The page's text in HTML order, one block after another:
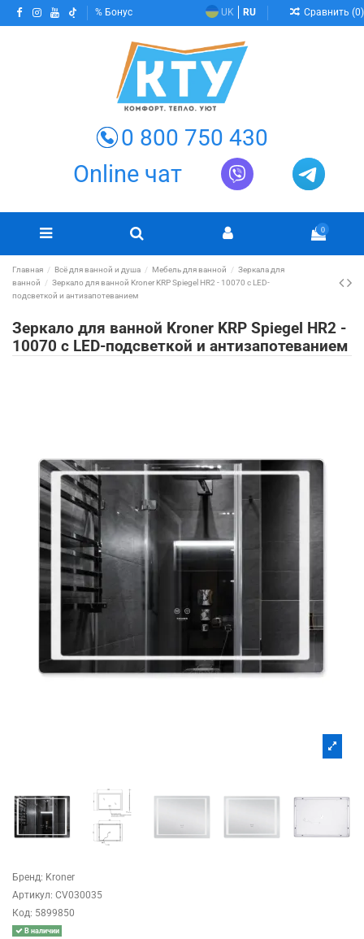
Бонус UK RU Сравнить (0)
0 800 750 430
Online чат
0
Главная Всё для ванной и душа Мебель для ванной
Зеркала для
ванной
Зеркало для ванной Kroner KRP Spiegel HR2 - 10070 с LED-
подсветкой и антизапотеванием
Зеркало для ванной Kroner KRP Spiegel HR2 -
10070 с LED-подсветкой и антизапотеванием
Бренд: Kroner
Артикул: CV030035
Код: 5899850
В наличии